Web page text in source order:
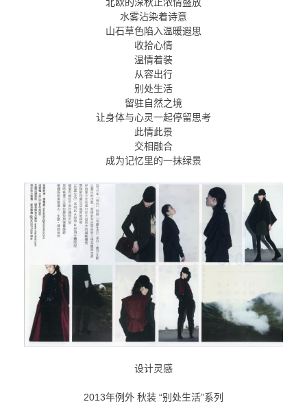
水雾沾染着诗意
山石草色陷入温暖遐思
收拾心情
温情着装
从容出行
别处生活
留驻自然之境
让身体与心灵一起停留思考
此情此景
交相融合
成为记忆里的一抹绿景
设计灵感
2013年例外 秋装 “别处生活”系列